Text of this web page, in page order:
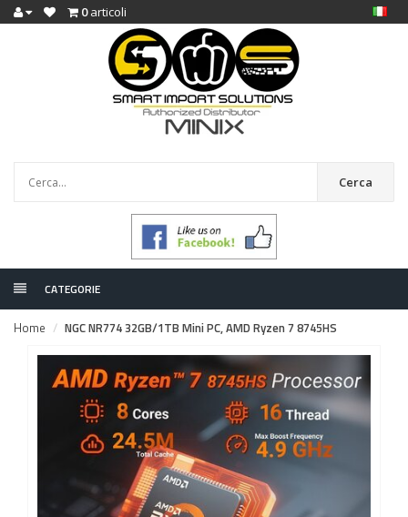
0articoli
Cerca
CATEGORIE
Home NGC NR774 32GB/1TB Mini PC, AMD Ryzen 7 8745HS